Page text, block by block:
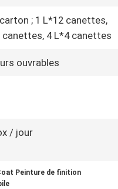
; 1 L*12 canettes,
canettes, 4 L*4 canettes
ouvrables
/ jour
Peinture de finition